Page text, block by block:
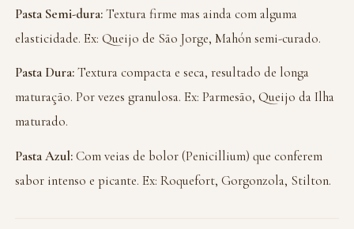
Pasta Semi-dura:Textura firme mas ainda com alguma
elasticidade. Ex: Queijo de São Jorge, Mahón semi-curado.
Pasta Dura:Textura compacta e seca, resultado de longa
maturação. Por vezes granulosa. Ex: Parmesão, Queijo da Ilha
maturado.
Pasta Azul:Com veias de bolor (Penicillium) que conferem
sabor intenso e picante. Ex: Roquefort, Gorgonzola, Stilton.